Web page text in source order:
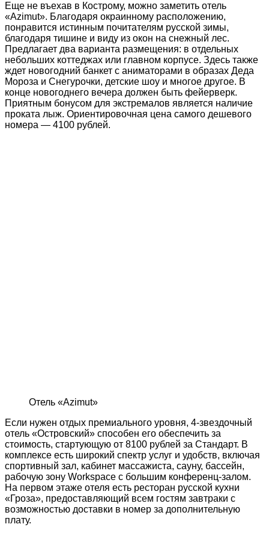
Еще не въехав в Кострому, можно заметить отель
«Azimut». Благодаря окраинному расположению,
понравится истинным почитателям русской зимы,
благодаря тишине и виду из окон на снежный лес.
Предлагает два варианта размещения: в отдельных
небольших коттеджах или главном корпусе. Здесь также
ждет новогодний банкет с аниматорами в образах Деда
Мороза и Снегурочки, детские шоу и многое другое. В
конце новогоднего вечера должен быть фейерверк.
Приятным бонусом для экстремалов является наличие
проката лыж. Ориентировочная цена самого дешевого
номера — 4100 рублей.
Отель «Azimut»
Если нужен отдых премиального уровня, 4-звездочный
отель «Островский» способен его обеспечить за
стоимость, стартующую от 8100 рублей за Стандарт. В
комплексе есть широкий спектр услуг и удобств, включая
спортивный зал, кабинет массажиста, сауну, бассейн,
рабочую зону Workspace с большим конференц-залом.
На первом этаже отеля есть ресторан русской кухни
«Гроза», предоставляющий всем гостям завтраки с
возможностью доставки в номер за дополнительную
плату.